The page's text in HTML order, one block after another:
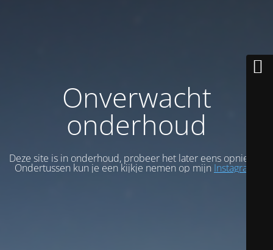
Onverwacht
onderhoud
Deze site is in onderhoud, probeer het later eens opnieuw.
Ondertussen kun je een kijkje nemen op mijn Instagram